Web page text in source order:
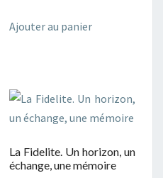
Ajouter au panier
La Fidelite. Un horizon, un
échange, une mémoire